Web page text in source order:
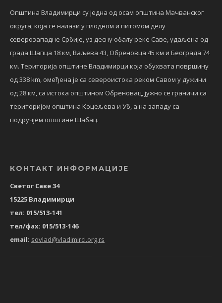
Општина Владимирци су једна од осам општина Мачванског
округа, која се налази у плодном и питомом делу
северозападне Србије, уз десну обалу реке Саве, удаљена од
града Шапца 18 км, Ваљева 43, Обреновца 45 км и Београда 74
км. Територија општине Владимирци која обухвата површину
од 338 km, омеђена је са североистока реком Савом у дужини
од 28 км, са истока општином Обреновац, јужно се граничи са
територијом општина Коцељева и Уб, а на западу са
подручјем општине Шабац.
КОНТАКТ ИНФОРМАЦИЈЕ
Светог Саве 34
15225 Владимирци
тел: 015/513-141
тел/фах: 015/513-146
email: sovlad@vladimirci.org.rs